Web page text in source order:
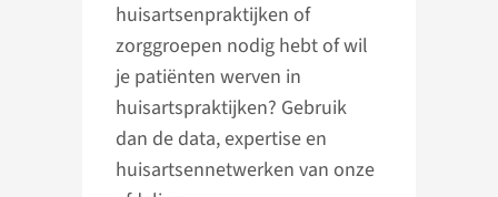
huisartsenpraktijken of
zorggroepen nodig hebt of wil
je patiënten werven in
huisartspraktijken? Gebruik
dan de data, expertise en
huisartsennetwerken van onze